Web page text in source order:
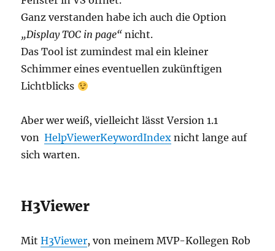
Ganz verstanden habe ich auch die Option
„Display TOC in page“ nicht.
Das Tool ist zumindest mal ein kleiner
Schimmer eines eventuellen zukünftigen
Lichtblicks
Aber wer weiß, vielleicht lässt Version 1.1
vonHelpViewerKeywordIndex nicht lange auf
sich warten.
H3Viewer
MitH3Viewer, von meinem MVP-Kollegen Rob